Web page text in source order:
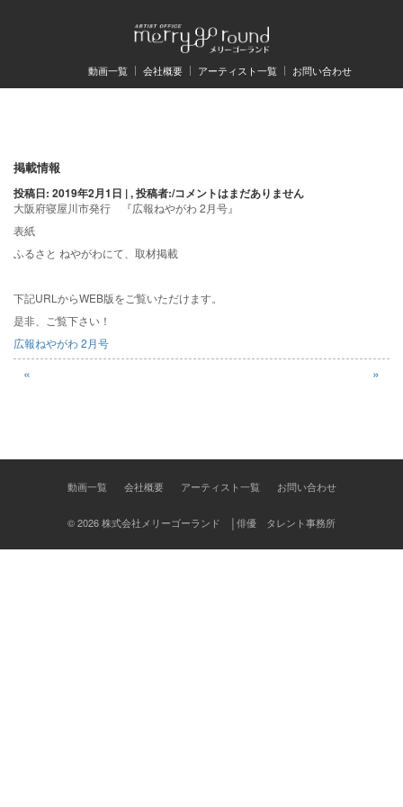
動画一覧 会社概要 アーティスト一覧 お問い合わせ
掲載情報
投稿日: 2019年2月1日 | , 投稿者:/コメントはまだありません
大阪府寝屋川市発行 『広報ねやがわ 2月号』
表紙
ふるさと ねやがわにて、取材掲載
下記URLからWEB版をご覧いただけます。
是非、ご覧下さい！
広報ねやがわ 2月号
投
稿
ナ
ビ
ゲ
ー
シ
ョ
« »
動画一覧 会社概要 アーティスト一覧 お問い合わせ
© 2026 株式会社メリーゴーランド │俳優 タレント事務所